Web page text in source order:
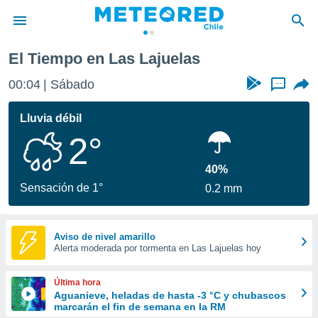
de
por
se
calidad.
a este
las
y
forma
digital
basada
El Tiempo en Las Lajuelas
00:04 Sábado ...
Lluvia débil
2°
Sensación de 1°
40%
0.2 mm
Aviso de nivel amarillo
Alerta moderada por tormenta en Las Lajuelas hoy
Última hora
Aguanieve, heladas de hasta -3 °C y chubascos
marcarán el fin de semana en la RM